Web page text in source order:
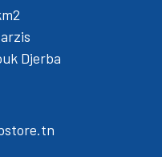
Djerba